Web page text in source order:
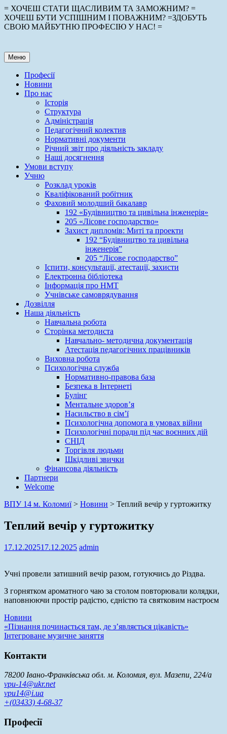
Перейти
до
вмісту
= ХОЧЕШ СТАТИ ЩАСЛИВИМ ТА ЗАМОЖНИМ? =
ХОЧЕШ БУТИ УСПІШНИМ І ПОВАЖНИМ? =ЗДОБУТЬ
СВОЮ МАЙБУТНЮ ПРОФЕСІЮ У НАС! =
Меню
Професії
Новини
Про нас
Історія
Структура
Адміністрація
Педагогічний колектив
Нормативні документи
Річний звіт про діяльність закладу
Наші досягнення
Умови вступу
Учню
Розклад уроків
Кваліфікований робітник
Фаховий молодший бакалавр
192 «Будівництво та цивільна інженерія»
205 «Лісове господарство»
Захист дипломів: Миті та проекти
192 “Будівництво та цивільна
інженерія”
205 “Лісове господарство”
Іспити, консультації, атестації, захисти
Електронна бібліотека
Інформація про НМТ
Учнівське самоврядування
Дозвілля
Наша діяльність
Навчальна робота
Сторінка методиста
Навчально- методична документація
Атестація педагогічних працівників
Виховна робота
Психологічна служба
Нормативно-правова база
Безпека в Інтернеті
Булінг
Ментальне здоров’я
Насильство в сім’ї
Психологічна допомога в умовах війни
Психологічні поради під час воєнних дій
СНІД
Торгівля людьми
Шкідливі звички
Фінансова діяльність
Партнери
Welcome
ВПУ 14 м. Коломиї> Новини > Теплий вечір у гуртожитку
Теплий вечір у гуртожитку
17.12.202517.12.2025 admin
Учні провели затишний вечір разом, готуючись до Різдва.
З горнятком ароматного чаю за столом повторювали колядки,
наповнюючи простір радістю, єдністю та святковим настроєм
Новини
Навігація
записів
«Пізнання починається там, де з’являється цікавість»
Інтегроване музичне заняття
Контакти
78200 Івано-Франківська обл. м. Коломия, вул. Мазепи, 224/а
vpu-14@ukr.net
vpu14@i.ua
+(03433) 4-68-37
Професії